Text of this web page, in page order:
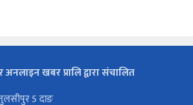
अनलाइन खबर प्रालि द्वारा संचालित
5 दाङ